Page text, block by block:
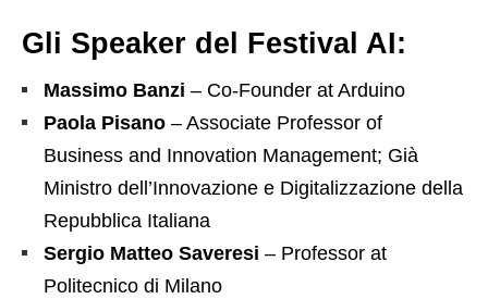
Gli Speaker del Festival AI:
Massimo Banzi – Co-Founder at Arduino
Paola Pisano – Associate Professor of
Business and Innovation Management; Già
Ministro dell’Innovazione e Digitalizzazione della
Repubblica Italiana
Sergio Matteo Saveresi – Professor at
Politecnico di Milano